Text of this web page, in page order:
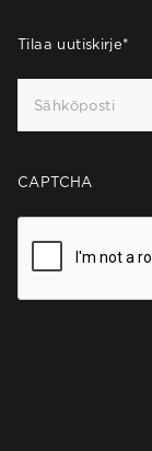
Tilaa uutiskirje*
CAPTCHA